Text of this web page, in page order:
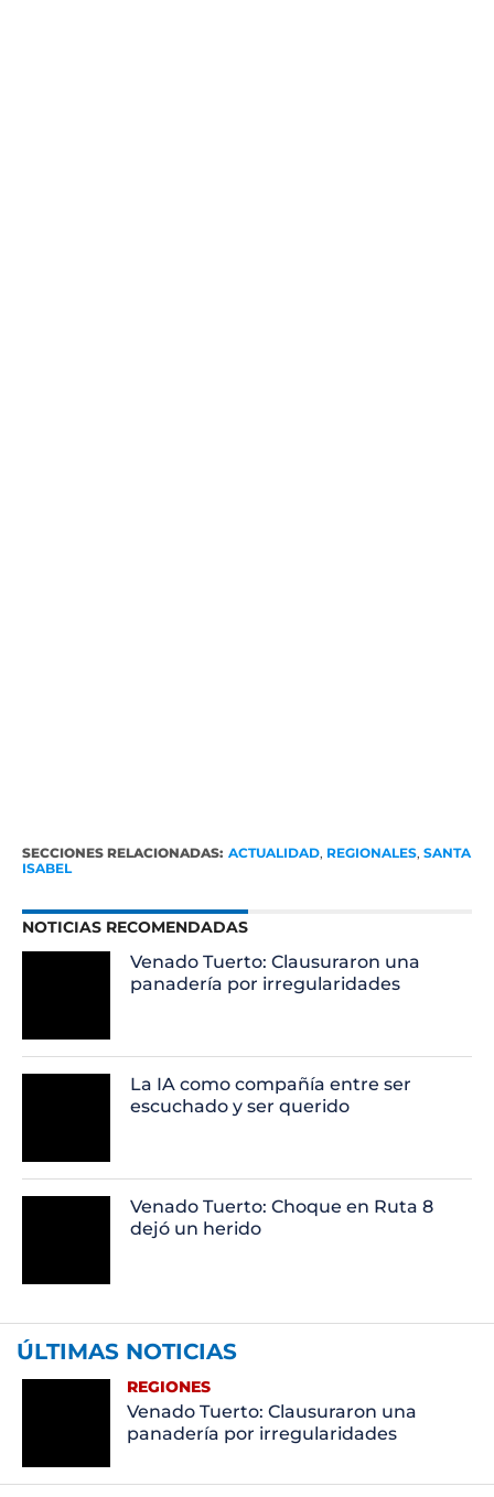
SECCIONES RELACIONADAS: ACTUALIDAD, REGIONALES, SANTA
ISABEL
NOTICIAS RECOMENDADAS
Venado Tuerto: Clausuraron una
panadería por irregularidades
La IA como compañía entre ser
escuchado y ser querido
Venado Tuerto: Choque en Ruta 8
dejó un herido
ÚLTIMAS NOTICIAS
REGIONES
Venado Tuerto: Clausuraron una
panadería por irregularidades